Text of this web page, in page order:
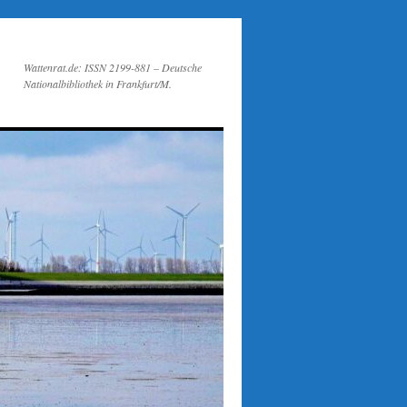
Wattenrat.de: ISSN 2199-881 – Deutsche
Nationalbibliothek in Frankfurt/M.